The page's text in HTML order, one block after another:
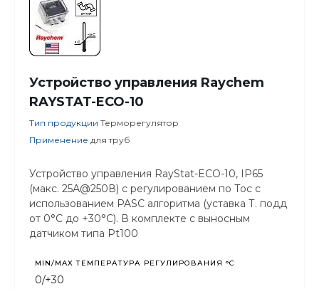
Устройство управления Raychem
RAYSTAT-ECO-10
Тип продукции Терморегулятор
Применение для труб
Устройство управления RayStat-ECO-10, IP65
(макс. 25А@250В) с регулированием по Тос с
использованием PASC алгоритма (уставка Т. подд
от 0°C до +30°C). В комплекте с выносным
датчиком типа Pt100
MIN/MAX ТЕМПЕРАТУРА РЕГУЛИРОВАНИЯ °С
0/+30